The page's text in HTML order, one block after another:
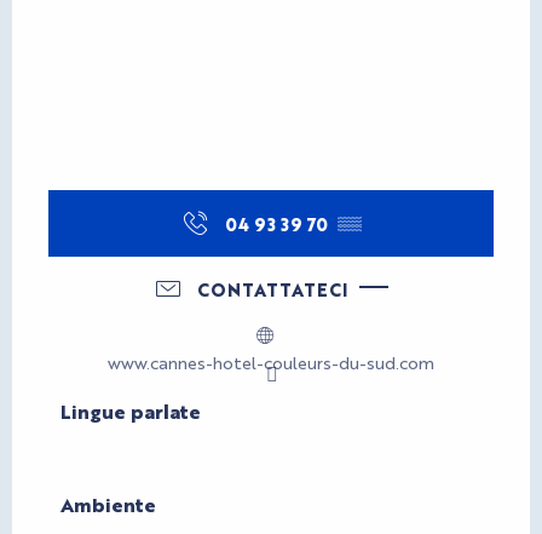
04 93 39 70 ▒▒
CONTATTATECI
www.cannes-hotel-couleurs-du-sud.com
Lingue parlate
Lingue parlate
Ambiente
Ambiente